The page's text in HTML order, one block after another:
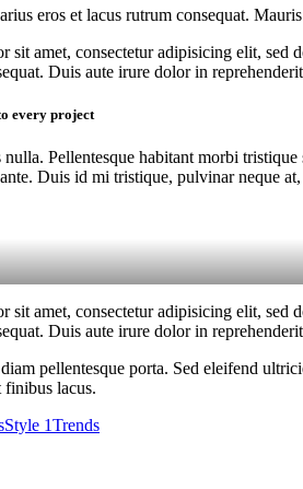
eros et lacus rutrum consequat.
sit amet, consectetur adipisicing elit,
Duis aute irure dolor in
every project
nulla. Pellentesque habitant morbi
Duis id mi tristique, pulvinar neque
sit amet, consectetur adipisicing elit,
Duis aute irure dolor in
pellentesque porta. Sed eleifend
finibus lacus.
Style 1Trends